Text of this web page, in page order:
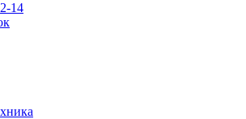
14